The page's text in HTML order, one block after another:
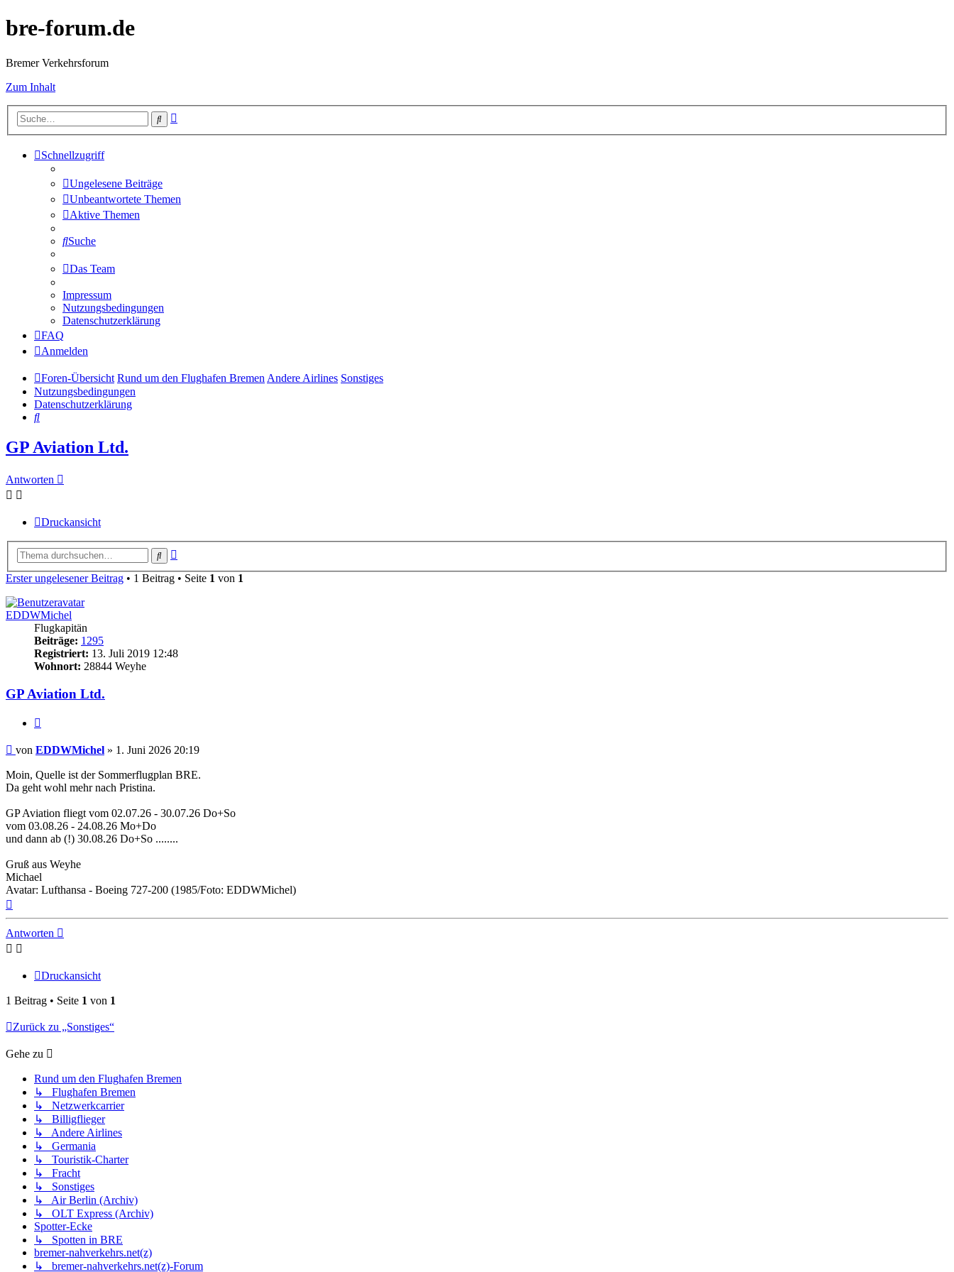
bre-forum.de
Bremer Verkehrsforum
Zum Inhalt
Suche
Schnellzugriff
Ungelesene Beiträge
Unbeantwortete Themen
Aktive Themen
Suche
Das Team
Impressum
Nutzungsbedingungen
Datenschutzerklärung
FAQ
Anmelden
Foren-Übersicht Rund um den Flughafen BremenAndere Airlines Sonstiges
Nutzungsbedingungen
Datenschutzerklärung
Suche
GP Aviation Ltd.
Antworten
Druckansicht
Suche
Erster ungelesener Beitrag • 1 Beitrag • Seite 1 von 1
EDDWMichel
Flugkapitän
Beiträge: 1295
Registriert: 13. Juli 2019 12:48
Wohnort: 28844 Weyhe
GP Aviation Ltd.
Ungelesener
von EDDWMichel » 1. Juni 2026 20:19
Moin, Quelle ist der Sommerflugplan BRE.
Da geht wohl mehr nach Pristina.
GP Aviation fliegt vom 02.07.26 - 30.07.26 Do+So
vom 03.08.26 - 24.08.26 Mo+Do
und dann ab (!) 30.08.26 Do+So ........
Gruß aus Weyhe
Michael
Avatar: Lufthansa - Boeing 727-200 (1985/Foto: EDDWMichel)
Antworten
Druckansicht
1 Beitrag • Seite 1 von 1
Zurück zu „Sonstiges“
Gehe zu
Rund um den Flughafen Bremen
↳ Flughafen Bremen
↳ Netzwerkcarrier
↳ Billigflieger
↳ Andere Airlines
↳ Germania
↳ Touristik-Charter
↳ Fracht
↳ Sonstiges
↳ Air Berlin (Archiv)
↳ OLT Express (Archiv)
Spotter-Ecke
↳ Spotten in BRE
bremer-nahverkehrs.net(z)
↳ bremer-nahverkehrs.net(z)-Forum